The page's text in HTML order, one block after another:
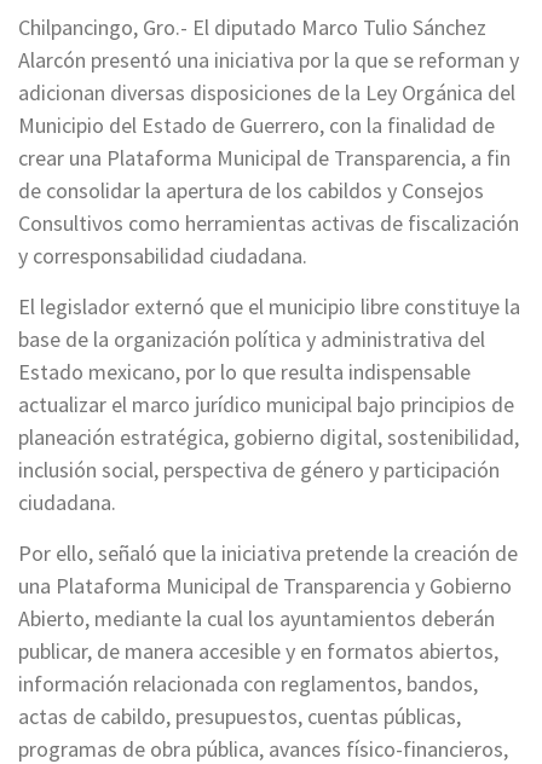
Chilpancingo, Gro.- El diputado Marco Tulio Sánchez
Alarcón presentó una iniciativa por la que se reforman y
adicionan diversas disposiciones de la Ley Orgánica del
Municipio del Estado de Guerrero, con la finalidad de
crear una Plataforma Municipal de Transparencia, a fin
de consolidar la apertura de los cabildos y Consejos
Consultivos como herramientas activas de fiscalización
y corresponsabilidad ciudadana.
El legislador externó que el municipio libre constituye la
base de la organización política y administrativa del
Estado mexicano, por lo que resulta indispensable
actualizar el marco jurídico municipal bajo principios de
planeación estratégica, gobierno digital, sostenibilidad,
inclusión social, perspectiva de género y participación
ciudadana.
Por ello, señaló que la iniciativa pretende la creación de
una Plataforma Municipal de Transparencia y Gobierno
Abierto, mediante la cual los ayuntamientos deberán
publicar, de manera accesible y en formatos abiertos,
información relacionada con reglamentos, bandos,
actas de cabildo, presupuestos, cuentas públicas,
programas de obra pública, avances físico-financieros,